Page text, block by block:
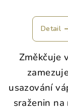
Detail
Změkčuje
usazování
sraženin na